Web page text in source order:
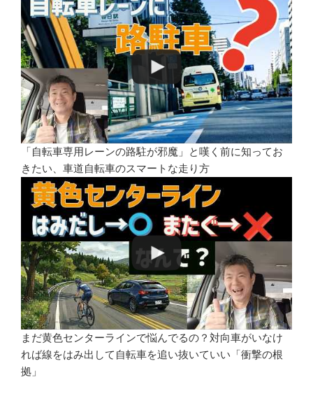
「自転車専用レーンの路駐が邪魔」と嘆く前に知ってお
きたい、車道自転車のスマートな走り方
まだ黄色センターラインで悩んでるの？対向車がいなけ
れば線をはみ出して自転車を追い抜いていい「衝撃の根
拠」